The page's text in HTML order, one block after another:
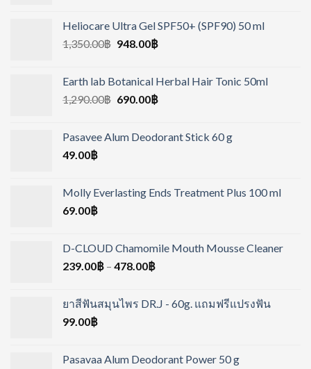
Heliocare Ultra Gel SPF50+ (SPF90) 50 ml
1,350.00฿ 948.00฿
Earth lab Botanical Herbal Hair Tonic 50ml
1,290.00฿ 690.00฿
Pasavee Alum Deodorant Stick 60 g
49.00฿
Molly Everlasting Ends Treatment Plus 100 ml
69.00฿
D-CLOUD Chamomile Mouth Mousse Cleaner
239.00฿ – 478.00฿
ยาสีฟันสมุนไพร DR.J - 60g. แถมฟรีแปรงฟัน
99.00฿
Pasavaa Alum Deodorant Power 50 g